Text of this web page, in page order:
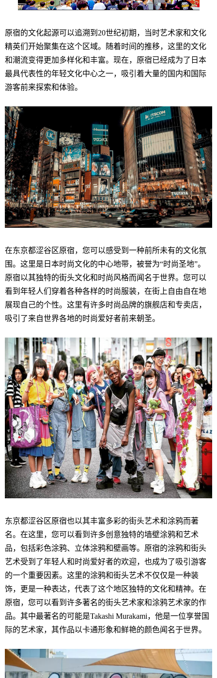
原宿的文化起源可以追溯到20世纪初期，当时艺术家和文化
精英们开始聚集在这个区域。随着时间的推移，这里的文化
和潮流变得更加多样化和丰富。现在，原宿已经成为了日本
最具代表性的年轻文化中心之一，吸引着大量的国内和国际
游客前来探索和体验。
在东京都涩谷区原宿，您可以感受到一种前所未有的文化氛
围。这里是日本时尚文化的中心地带，被誉为“时尚圣地”。
原宿以其独特的街头文化和时尚风格而闻名于世界。您可以
看到年轻人们穿着各种各样的时尚服装，在街上自由自在地
展现自己的个性。这里有许多时尚品牌的旗舰店和专卖店，
吸引了来自世界各地的时尚爱好者前来朝圣。
东京都涩谷区原宿也以其丰富多彩的街头艺术和涂鸦而著
名。在这里，您可以看到许多创意独特的墙壁涂鸦和艺术
品，包括彩色涂鸦、立体涂鸦和壁画等。原宿的涂鸦和街头
艺术受到了年轻人和时尚爱好者的欢迎，也成为了吸引游客
的一个重要因素。这里的涂鸦和街头艺术不仅仅是一种装
饰，更是一种表达，代表了这个地区独特的文化和精神。在
原宿，您可以看到许多著名的街头艺术家和涂鸦艺术家的作
品。其中最著名的可能是Takashi Murakami，他是一位享誉国
际的艺术家，其作品以卡通形象和鲜艳的颜色闻名于世界。